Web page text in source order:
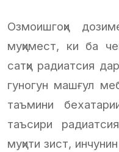
Озмоишгоҳи
муҳимест, ки ба
сатҳи радиатсия
гуногун машғул
таъмини
таъсири
муҳити зист,